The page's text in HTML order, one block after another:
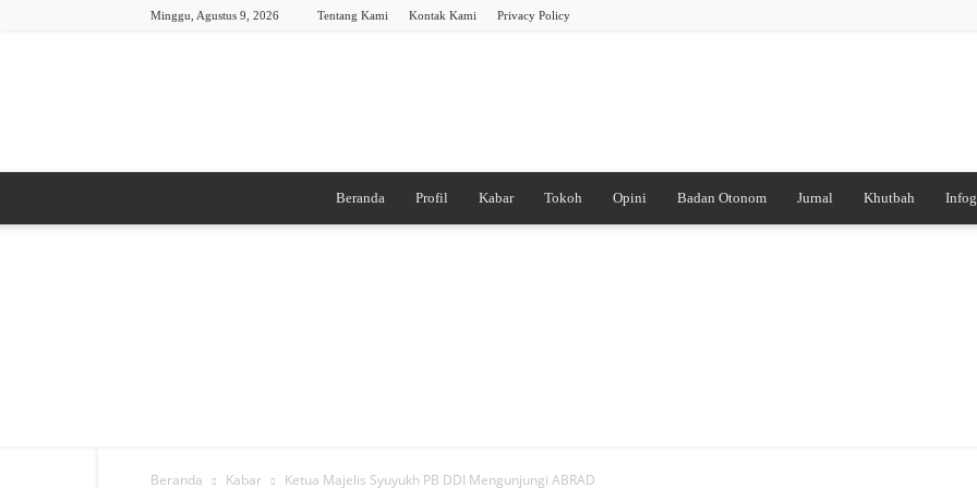
Minggu, Agustus 9, 2026 Tentang Kami Kontak Kami Privacy Policy
Beranda Profil Kabar Tokoh Opini Badan Otonom Jurnal Khutbah
Beranda Kabar Ketua Majelis Syuyukh PB DDI Mengunjungi ABRAD